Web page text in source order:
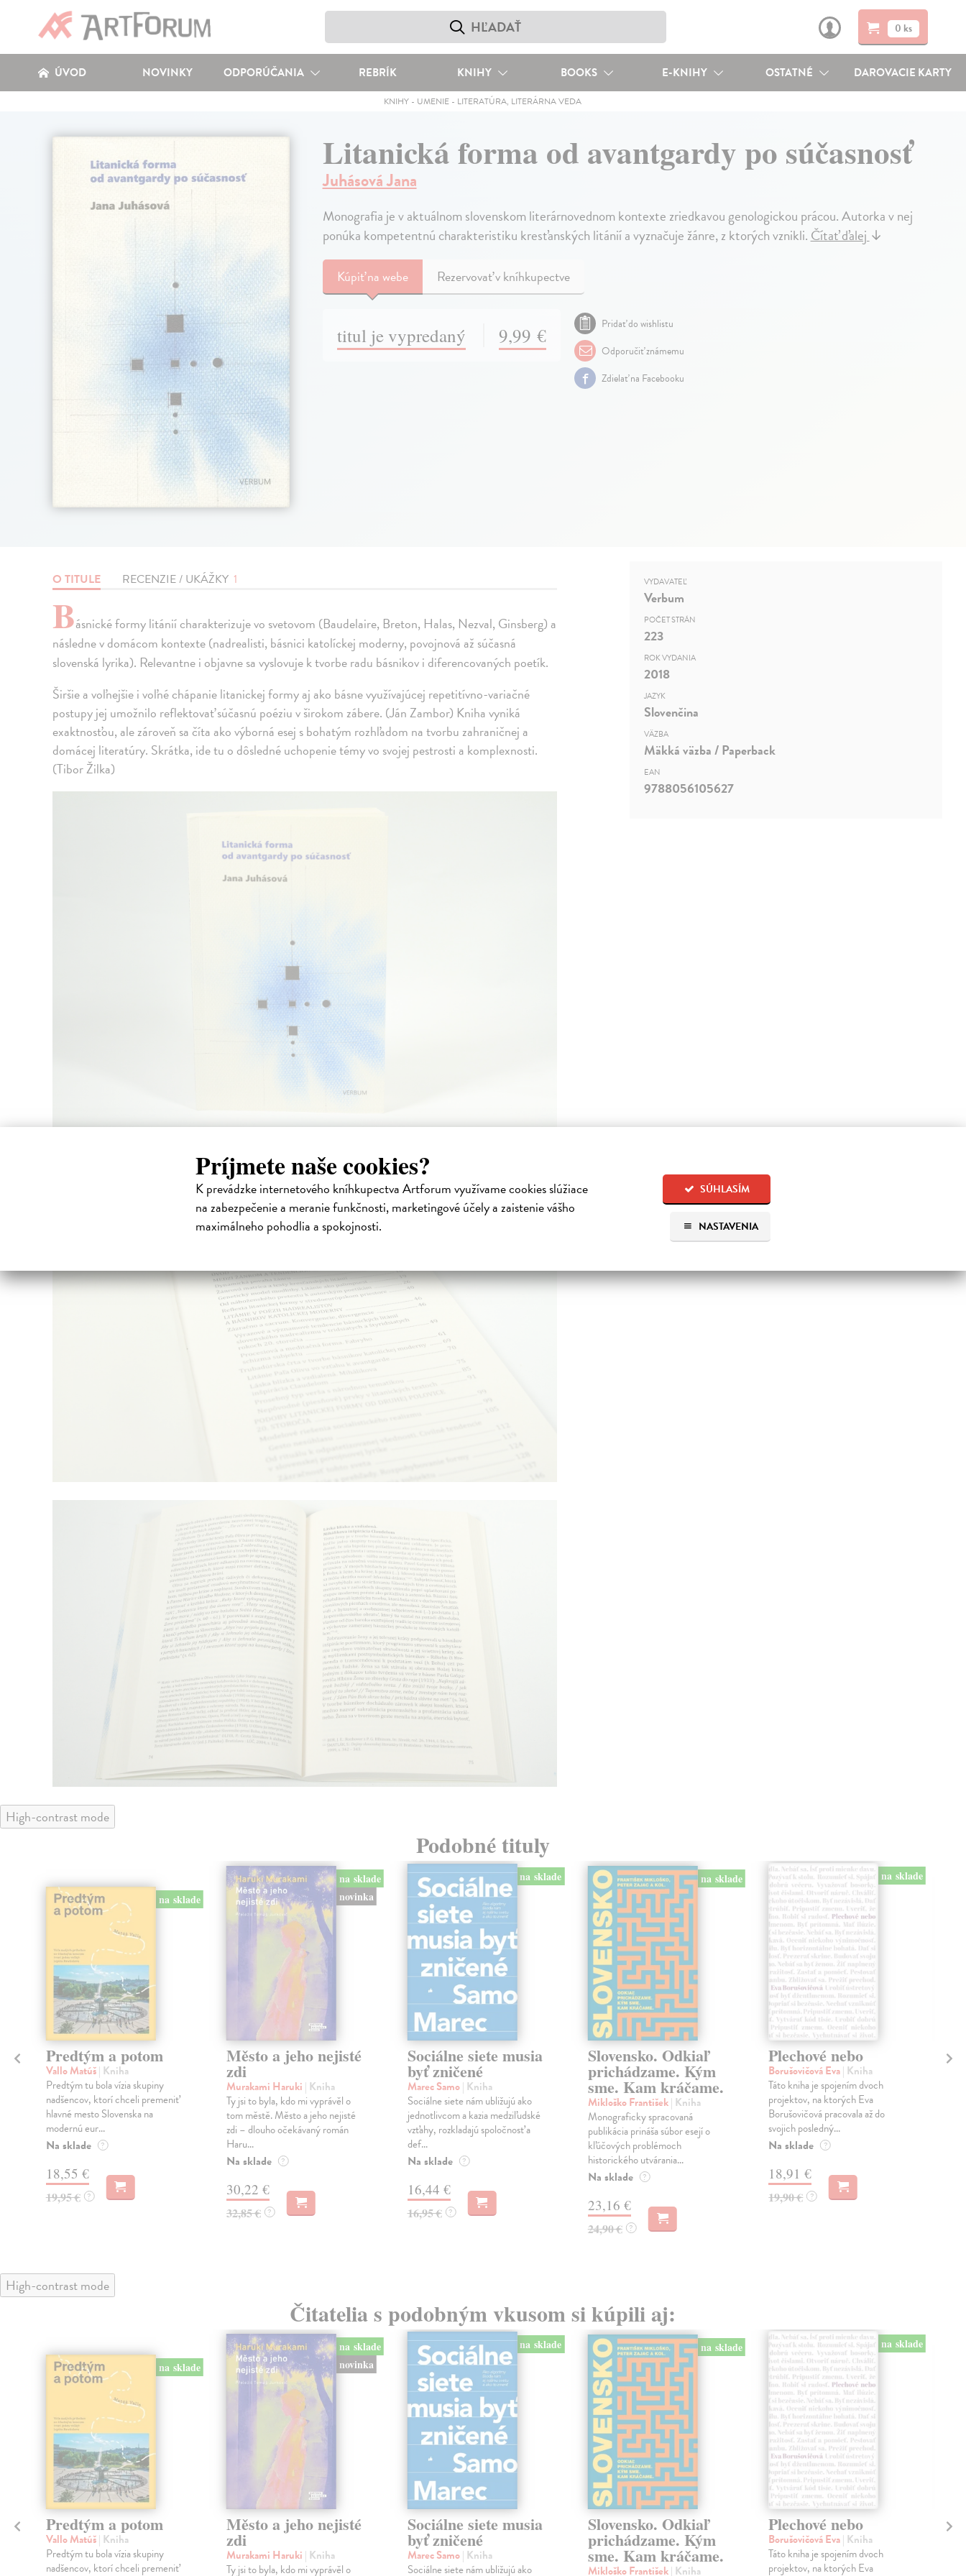
Príjmete naše cookies?
K prevádzke internetového kníhkupectva Artforum využívame cookies slúžiace
na zabezpečenie a meranie funkčnosti, marketingové účely a zaistenie vášho
maximálneho pohodlia a spokojnosti.
SÚHLASÍM
NASTAVENIA
0 ks
ÚVOD NOVINKY ODPORÚČANIA REBRÍK KNIHY BOOKS E-KNIHY OSTATNÉ DAROVACIE KARTY
KNIHY - UMENIE - LITERATÚRA, LITERÁRNA VEDA
Litanická forma od avantgardy po súčasnosť
Juhásová Jana
Monografia je v aktuálnom slovenskom literárnovednom kontexte zriedkavou genologickou prácou. Autorka v nej
ponúka kompetentnú charakteristiku kresťanských litánií a vyznačuje žánre, z ktorých vznikli.Čítať ďalej↓
Kúpiťna webe Rezervovať v kníhkupectve
titul je vypredaný 9,99 €
Pridať do wishlistu
Odporučiť známemu
Zdielať na Facebooku
O TITULE RECENZIE / UKÁŽKY 1
Básnické formy litánií charakterizuje vo svetovom (Baudelaire, Breton, Halas, Nezval, Ginsberg) a
následne v domácom kontexte (nadrealisti, básnici katolíckej moderny, povojnová až súčasná
slovenská lyrika). Relevantne i objavne sa vyslovuje k tvorbe radu básnikov i diferencovaných poetík.
Širšie a voľnejšie i voľné chápanie litanickej formy aj ako básne využívajúcej repetitívno-variačné
postupy jej umožnilo reflektovať súčasnú poéziu v širokom zábere. (Ján Zambor) Kniha vyniká
exaktnosťou, ale zároveň sa číta ako výborná esej s bohatým rozhľadom na tvorbu zahraničnej a
domácej literatúry. Skrátka, ide tu o dôsledné uchopenie témy vo svojej pestrosti a komplexnosti.
(Tibor Žilka)
VYDAVATEĽ
Verbum
POČET STRÁN
223
ROK VYDANIA
2018
JAZYK
Slovenčina
VÄZBA
Mäkká väzba / Paperback
EAN
9788056105627
High-contrast mode
Podobné tituly
na sklade
Predtým a potom
Vallo Matúš| Kniha
Predtým tu bola vízia skupiny
nadšencov, ktorí chceli premeniť
hlavné mesto Slovenska na
modernú eur...
Na sklade ?
18,55 €
19,95 € ?
na sklade
novinka
Město a jeho nejisté
zdi
Murakami Haruki | Kniha
Ty jsi to byla, kdo mi vyprávěl o
tom městě. Město a jeho nejisté
zdi – dlouho očekávaný román
Haru...
Na sklade ?
30,22 €
32,85 € ?
na sklade
Sociálne siete musia
byť zničené
Marec Samo| Kniha
Sociálne siete nám ubližujú ako
jednotlivcom a kazia medziľudské
vzťahy, rozkladajú spoločnosť a
def...
Na sklade ?
16,44 €
16,95 € ?
na sklade
Slovensko. Odkiaľ
prichádzame. Kým
sme. Kam kráčame.
Mikloško František| Kniha
Monograficky spracovaná
publikácia prináša súbor esejí o
kľúčových problémoch
historického utvárania...
Na sklade ?
23,16 €
24,90 € ?
na sklade
Plechové nebo
Borušovičová Eva| Kniha
Táto kniha je spojením dvoch
projektov, na ktorých Eva
Borušovičová pracovala až do
svojich posledný...
Na sklade ?
18,91 €
19,90 € ?
High-contrast mode
Čitatelia s podobným vkusom si kúpili aj:
na sklade
Predtým a potom
Vallo Matúš| Kniha
Predtým tu bola vízia skupiny
nadšencov, ktorí chceli premeniť
na sklade
novinka
Město a jeho nejisté
zdi
Murakami Haruki | Kniha
Ty jsi to byla, kdo mi vyprávěl o
na sklade
Sociálne siete musia
byť zničené
Marec Samo| Kniha
Sociálne siete nám ubližujú ako
na sklade
Slovensko. Odkiaľ
prichádzame. Kým
sme. Kam kráčame.
Mikloško František| Kniha
na sklade
Plechové nebo
Borušovičová Eva| Kniha
Táto kniha je spojením dvoch
projektov, na ktorých Eva